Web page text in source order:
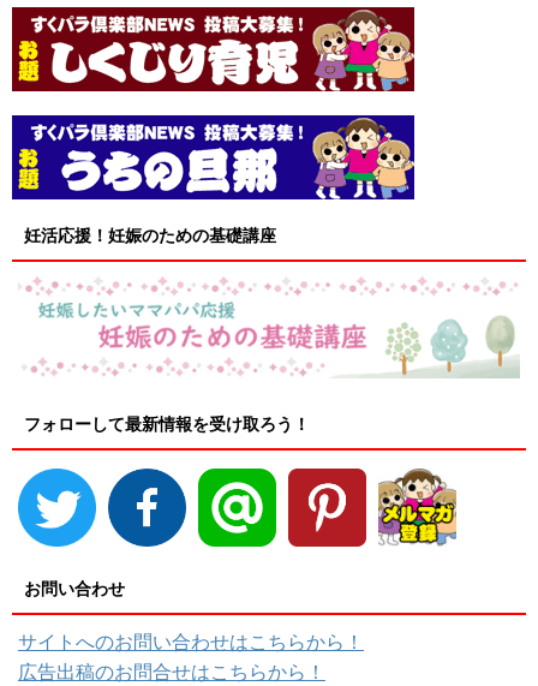
妊活応援！妊娠のための基礎講座
フォローして最新情報を受け取ろう！
お問い合わせ
サイトへのお問い合わせはこちらから！
広告出稿のお問合せはこちらから！